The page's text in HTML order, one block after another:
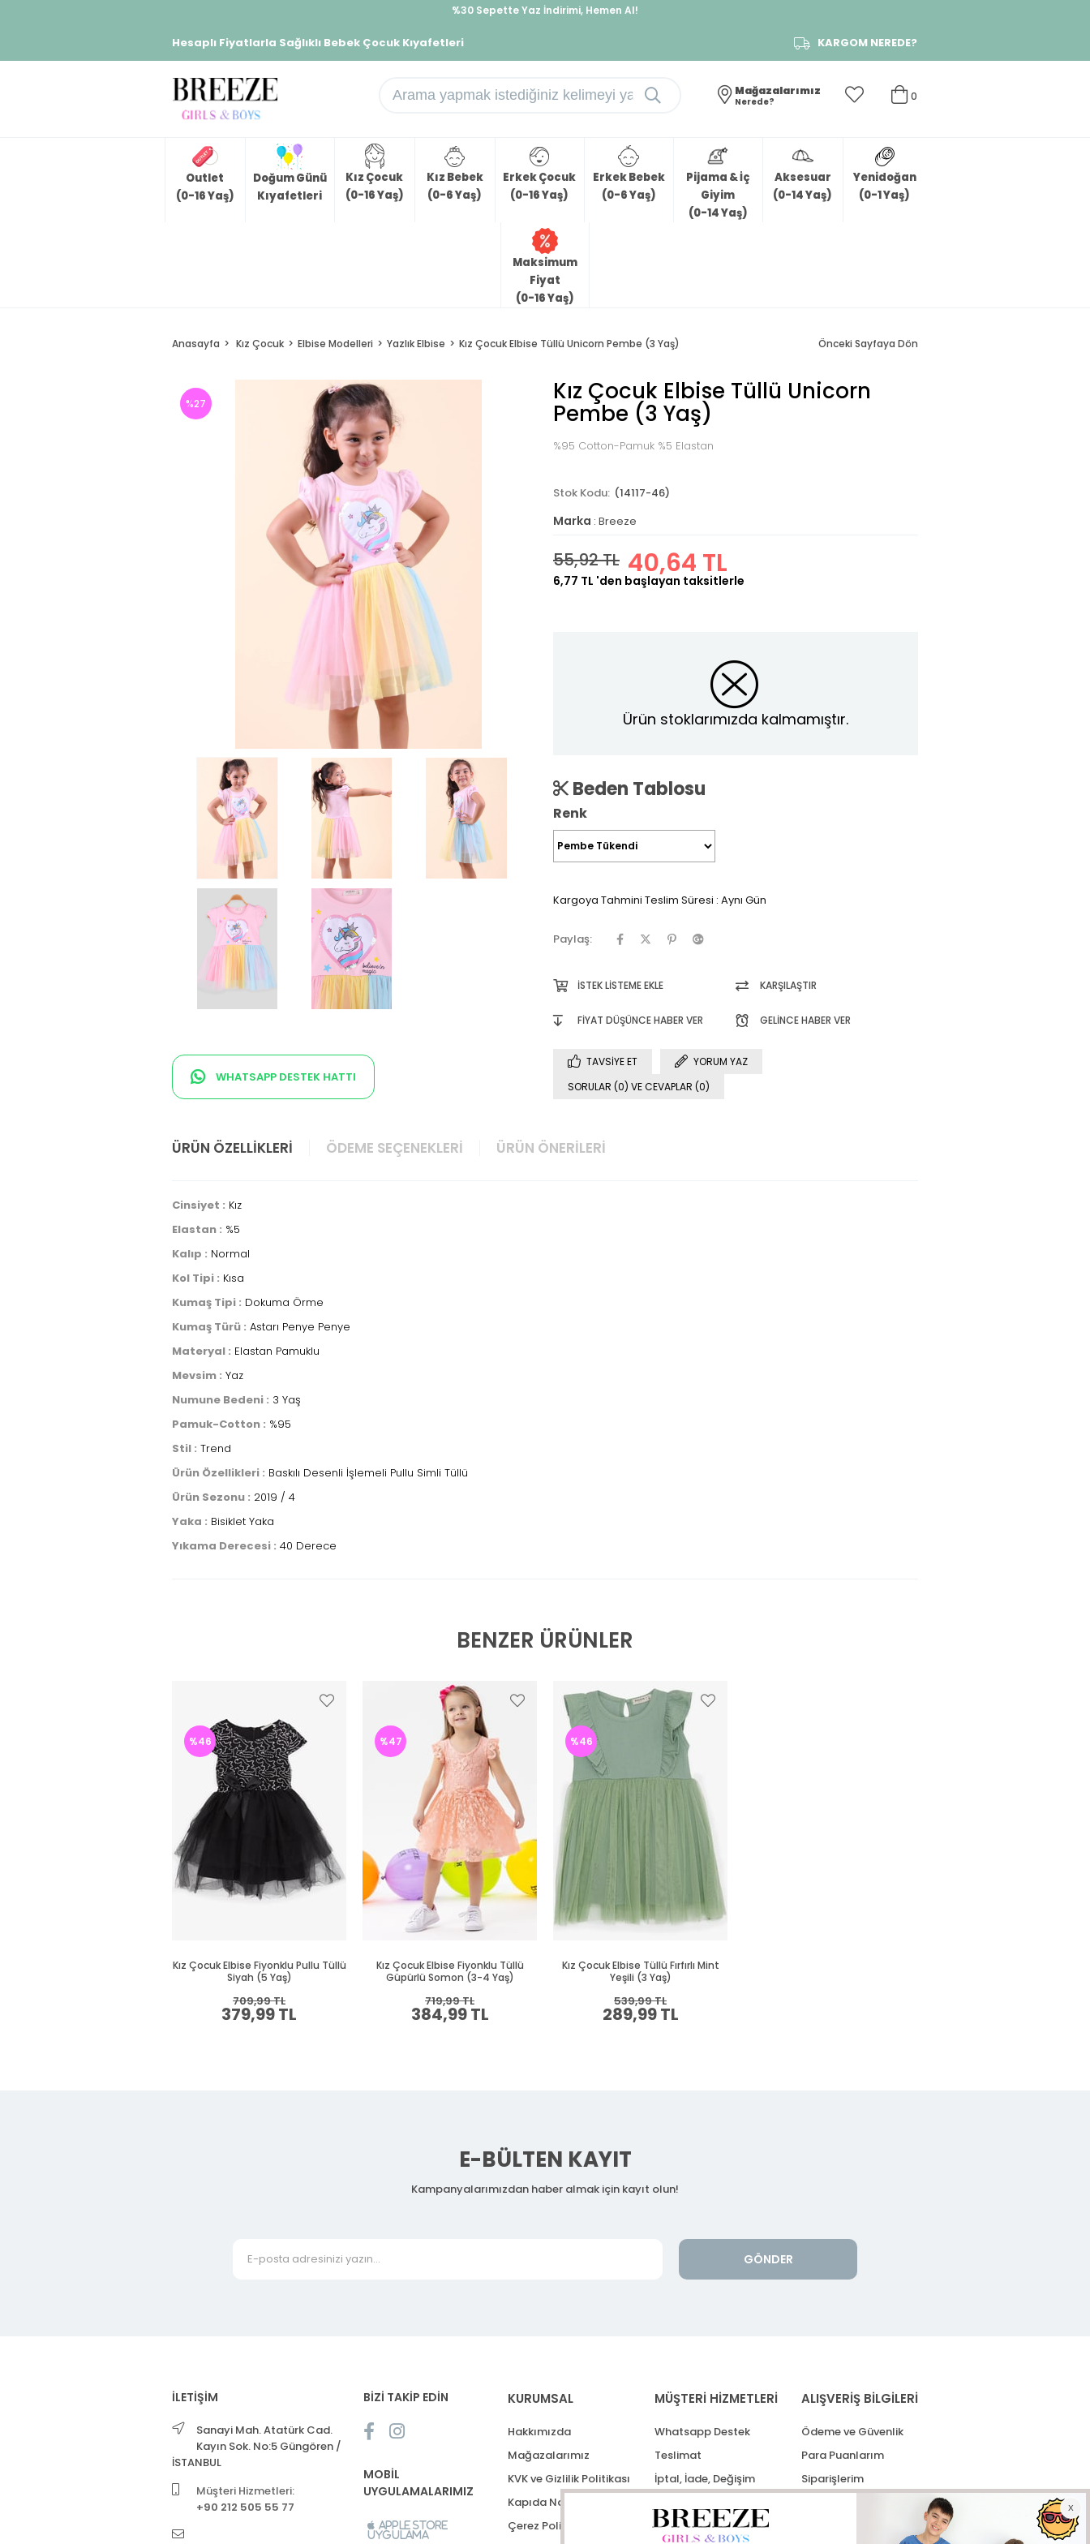
%30 Sepette Yaz İndirimi, Hemen Al!
Hesaplı Fiyatlarla Sağlıklı Bebek Çocuk Kıyafetleri KARGOM NEREDE?
0
Mağazalarımız
Nerede?
Outlet
(0-16 Yaş)
Doğum Günü
Kıyafetleri
Kız Çocuk
(0-16 Yaş)
Kız Bebek
(0-6 Yaş)
Erkek Çocuk
(0-16 Yaş)
Erkek Bebek
(0-6 Yaş)
Pijama & İç
Giyim
(0-14 Yaş)
Aksesuar
(0-14 Yaş)
Yenidoğan
(0-1 Yaş)
Maksimum
Fiyat
(0-16 Yaş)
Anasayfa Kız Çocuk Elbise Modelleri Yazlık Elbise Kız Çocuk Elbise Tüllü Unicorn Pembe (3 Yaş) Önceki Sayfaya Dön
%27
WHATSAPP DESTEK HATTI
Kız Çocuk Elbise Tüllü Unicorn
Pembe (3 Yaş)
%95 Cotton-Pamuk %5 Elastan
(14117-46)
Marka : Breeze
55,92 TL 40,64 TL
6,77 TL 'den başlayan taksitlerle
Ürün stoklarımızda kalmamıştır.
Beden Tablosu
Renk
Kargoya Tahmini Teslim Süresi : Aynı Gün
Paylaş:
İSTEK LISTEME EKLE KARŞILAŞTIR
FIYAT DÜŞÜNCE HABER VER GELINCE HABER VER
TAVSIYE ET
YORUM YAZ
SORULAR (0) VE CEVAPLAR (0)
ÜRÜN ÖZELLIKLERI ÖDEME SEÇENEKLERI ÜRÜN ÖNERILERI
Cinsiyet : Kız
Elastan : %5
Kalıp : Normal
Kol Tipi : Kısa
Kumaş Tipi : Dokuma Örme
Kumaş Türü : Astarı Penye Penye
Materyal : Elastan Pamuklu
Mevsim : Yaz
Numune Bedeni : 3 Yaş
Pamuk-Cotton : %95
Stil : Trend
Ürün Özellikleri : Baskılı Desenli İşlemeli Pullu Simli Tüllü
Ürün Sezonu : 2019 / 4
Yaka : Bisiklet Yaka
Yıkama Derecesi : 40 Derece
BENZER ÜRÜNLER
Kız Çocuk Elbise Fiyonklu Pullu Tüllü
Siyah (5 Yaş)
379,99 TL
709,99 TL
%46
Kız Çocuk Elbise Fiyonklu Tüllü
Güpürlü Somon (3-4 Yaş)
384,99 TL
719,99 TL
%47
Kız Çocuk Elbise Tüllü Fırfırlı Mint
Yeşili (3 Yaş)
289,99 TL
539,99 TL
%46
E-BÜLTEN KAYIT
Kampanyalarımızdan haber almak için kayıt olun!
GÖNDER
İLETİŞİM
Sanayi Mah. Atatürk Cad.
Kayın Sok. No:5 Güngören /
İSTANBUL
Müşteri Hizmetleri:
+90 212 505 55 77
BİZİ TAKİP EDİN
MOBİL
UYGULAMALARIMIZ
Apple Store
Uygulama
KURUMSAL
Hakkımızda
Mağazalarımız
KVK ve Gizlilik Politikası
Kapıda Nakit Ödeme
Çerez Politikası
MÜŞTERİ HİZMETLERİ
Whatsapp Destek
Teslimat
İptal, İade, Değişim
ALIŞVERİŞ BİLGİLERİ
Ödeme ve Güvenlik
Para Puanlarım
Siparişlerim